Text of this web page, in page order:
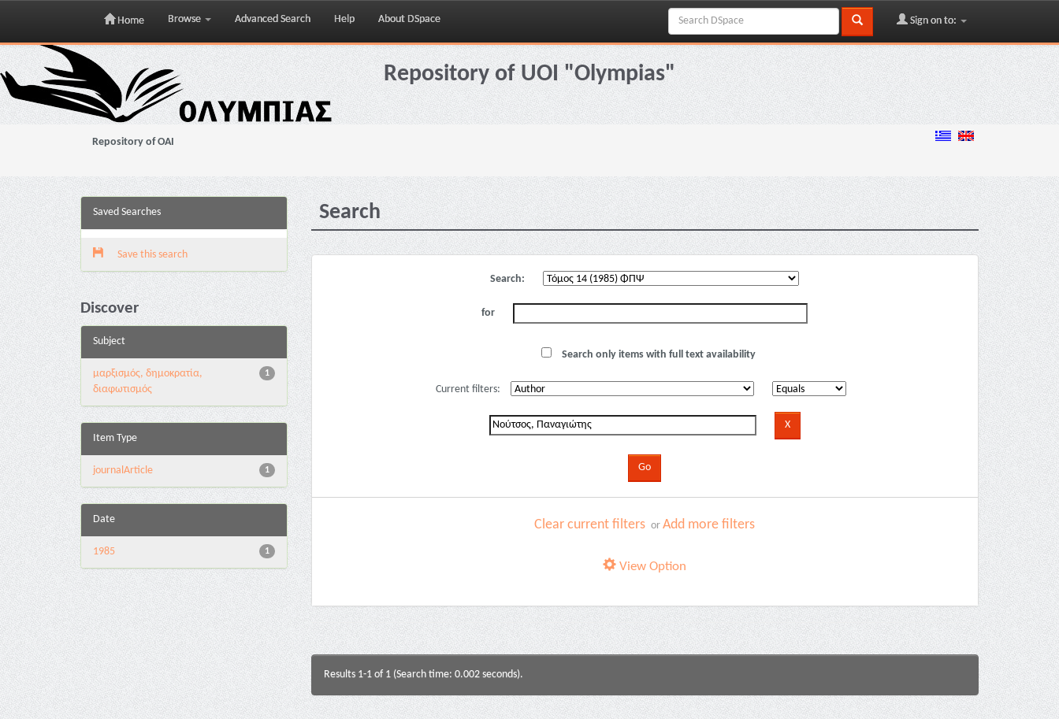
Skip
navigation
Home Browse Advanced Search Help About DSpace Sign on to:
Repository of UOI "Olympias"
Repository of OAI
Saved Searches
Save this search
Discover
Subject
1
μαρξισμός, δημοκρατία,
διαφωτισμός
Item Type
1
journalArticle
Date
1
1985
Search
Search:
for
Search only items with full text availability
Current filters:
Clear current filters orAdd more filters
View Option
Results 1-1 of 1 (Search time: 0.002 seconds).